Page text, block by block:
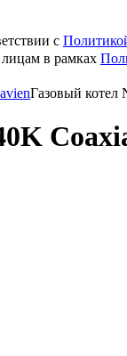
с
в рамках
Газовый котел